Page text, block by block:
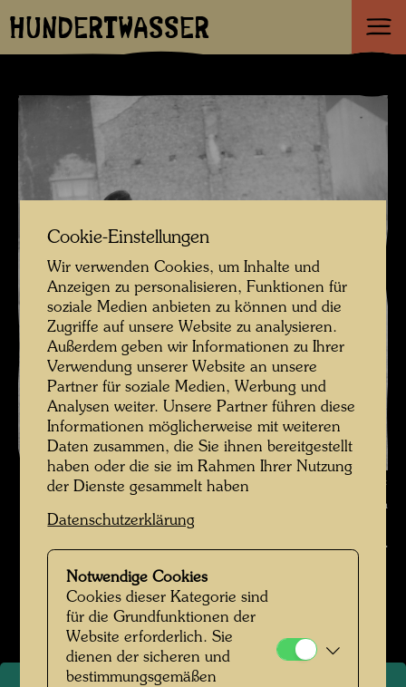
HUNDERTWASSER
Hundertwasser fotografiert von Karin Székessy-Wunderlich , Fotograf:
Karin Székessy-Wunderlich © Karin Székessy-Wunderlich
Hundertwasser fotografiert von Karin Székessy-
Wunderlich
Bildergalerie öffnen
Cookie-Einstellungen
Wir verwenden Cookies, um Inhalte und
Anzeigen zu personalisieren, Funktionen für
soziale Medien anbieten zu können und die
Zugriffe auf unsere Website zu analysieren.
Außerdem geben wir Informationen zu Ihrer
Verwendung unserer Website an unsere
Partner für soziale Medien, Werbung und
Analysen weiter. Unsere Partner führen diese
Informationen möglicherweise mit weiteren
Daten zusammen, die Sie ihnen bereitgestellt
haben oder die sie im Rahmen Ihrer Nutzung
der Dienste gesammelt haben
Datenschutzerklärung
Notwendige Cookies
Cookies dieser Kategorie sind
für die Grundfunktionen der
Website erforderlich. Sie
dienen der sicheren und
bestimmungsgemäßen